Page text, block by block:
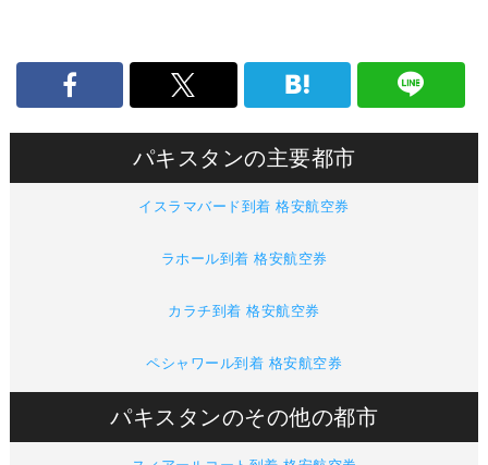
パキスタンの主要都市
イスラマバード到着 格安航空券
ラホール到着 格安航空券
カラチ到着 格安航空券
ペシャワール到着 格安航空券
パキスタンのその他の都市